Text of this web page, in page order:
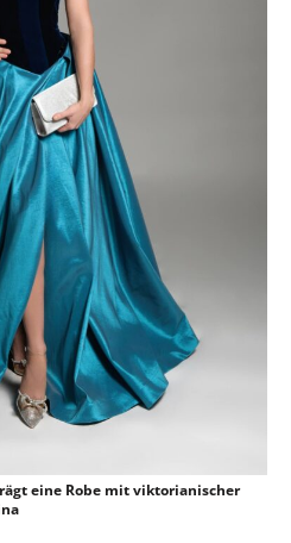
eine Robe mit viktorianischer